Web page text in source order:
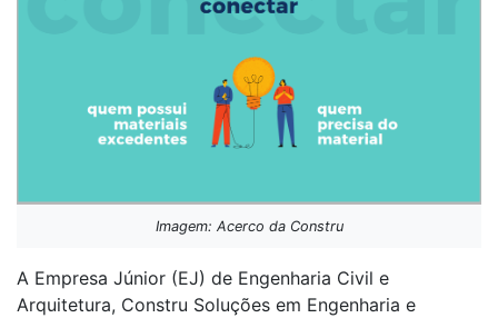
Imagem: Acerco da Constru
A Empresa Júnior (EJ) de Engenharia Civil e
Arquitetura, Constru Soluções em Engenharia e